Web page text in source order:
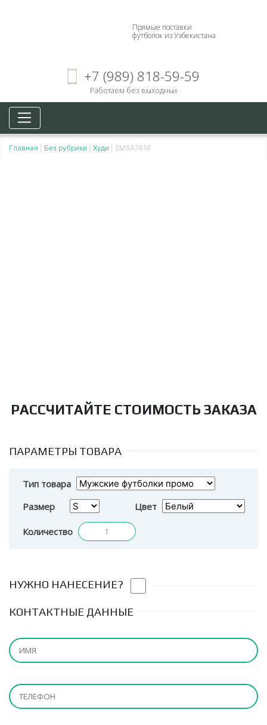
Прямые поставки
футболок из Узбекистана
+7 (989) 818-59-59
Работаем без выходных
Главная Без рубрики Худи 2M5A7614
РАССЧИТАЙТЕ СТОИМОСТЬ ЗАКАЗА
ПАРАМЕТРЫ ТОВАРА
Тип товара
Размер
Цвет
Количество
НУЖНО НАНЕСЕНИЕ?
КОНТАКТНЫЕ ДАННЫЕ